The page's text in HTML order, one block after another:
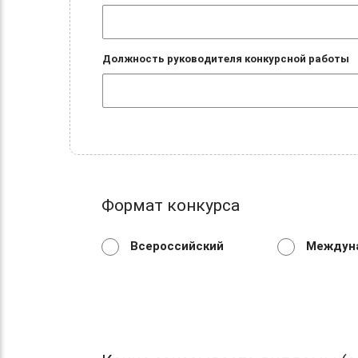
Должность руководителя конкурсной работы
Формат конкурса
Всероссийский